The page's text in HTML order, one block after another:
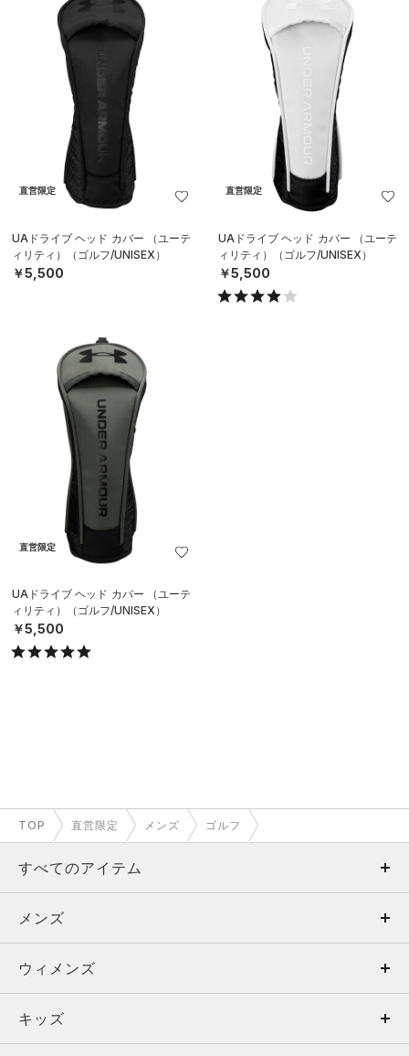
直営限定
UAドライブ ヘッド カバー （ユーテ
ィリティ）（ゴルフ/UNISEX）
￥5,500
直営限定
UAドライブ ヘッド カバー （ユーテ
ィリティ）（ゴルフ/UNISEX）
￥5,500
直営限定
UAドライブ ヘッド カバー （ユーテ
ィリティ）（ゴルフ/UNISEX）
￥5,500
TOP 直営限定 メンズ ゴルフ
すべてのアイテム
メンズ
ウィメンズ
キッズ
メンズ
トップス
ボトムス
ウィメンズ
トップス
キッズ